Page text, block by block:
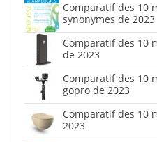
Comparatif des 10
synonymes de 2023
Comparatif des 10
de 2023
Comparatif des 10
gopro de 2023
Comparatif des 10
2023